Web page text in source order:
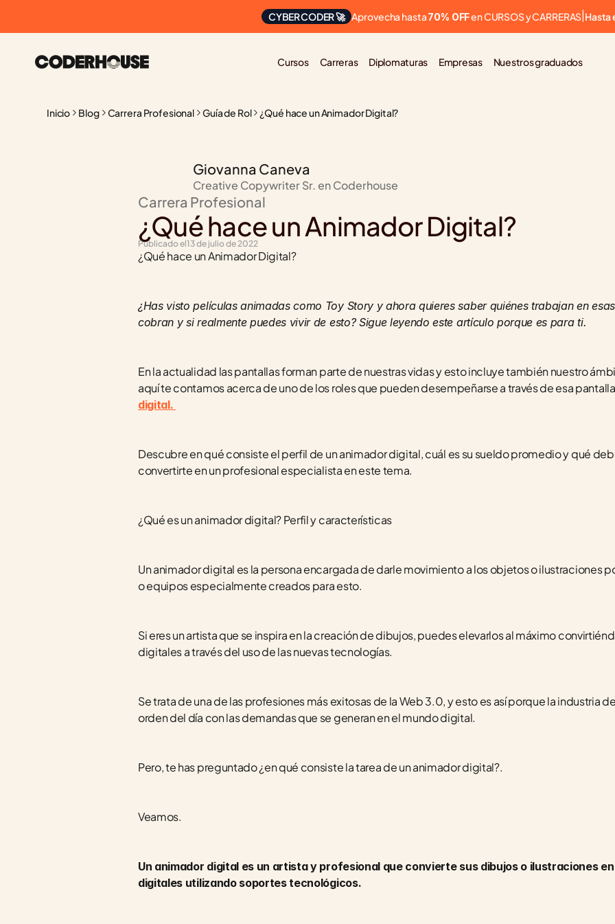
CYBER CODER 🚀 Aprovecha hasta 70% OFF en CURSOS y CARRERAS Hasta
Cursos Carreras Diplomaturas Empresas Nuestros graduados
Inicio Blog Carrera Profesional Guía de Rol ¿Qué hace un Animador Digital?
Giovanna Caneva
Creative Copywriter Sr. en Coderhouse
Carrera Profesional
¿Qué hace un Animador Digital?
Publicado el13 de julio de 2022
¿Qué hace un Animador Digital?
¿Has visto películas animadas como Toy Story y ahora quieres saber quiénes trabajan en
cobran y si realmente puedes vivir de esto? Sigue leyendo este artículo porque es para ti.
En la actualidad las pantallas forman parte de nuestras vidas y esto incluye también nuestro
aquí te contamos acerca de uno de los roles que pueden desempeñarse a través de esa
digital.
Descubre en qué consiste el perfil de un animador digital, cuál es su sueldo promedio y qué
convertirte en un profesional especialista en este tema.
¿Qué es un animador digital? Perfil y características
Un animador digital es la persona encargada de darle movimiento a los objetos o ilustraciones
o equipos especialmente creados para esto.
Si eres un artista que se inspira en la creación de dibujos, puedes elevarlos al máximo
digitales a través del uso de las nuevas tecnologías.
Se trata de una de las profesiones más exitosas de la Web 3.0, y esto es así porque la industria
orden del día con las demandas que se generan en el mundo digital.
Pero, te has preguntado ¿en qué consiste la tarea de un animador digital?.
Veamos.
Un animador digital es un artista y profesional que convierte sus dibujos o ilustraciones
digitales utilizando soportes tecnológicos.